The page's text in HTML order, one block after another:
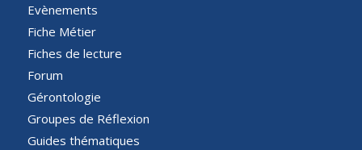
Evènements
Fiche Métier
Fiches de lecture
Forum
Gérontologie
Groupes de Réflexion
Guides thématiques